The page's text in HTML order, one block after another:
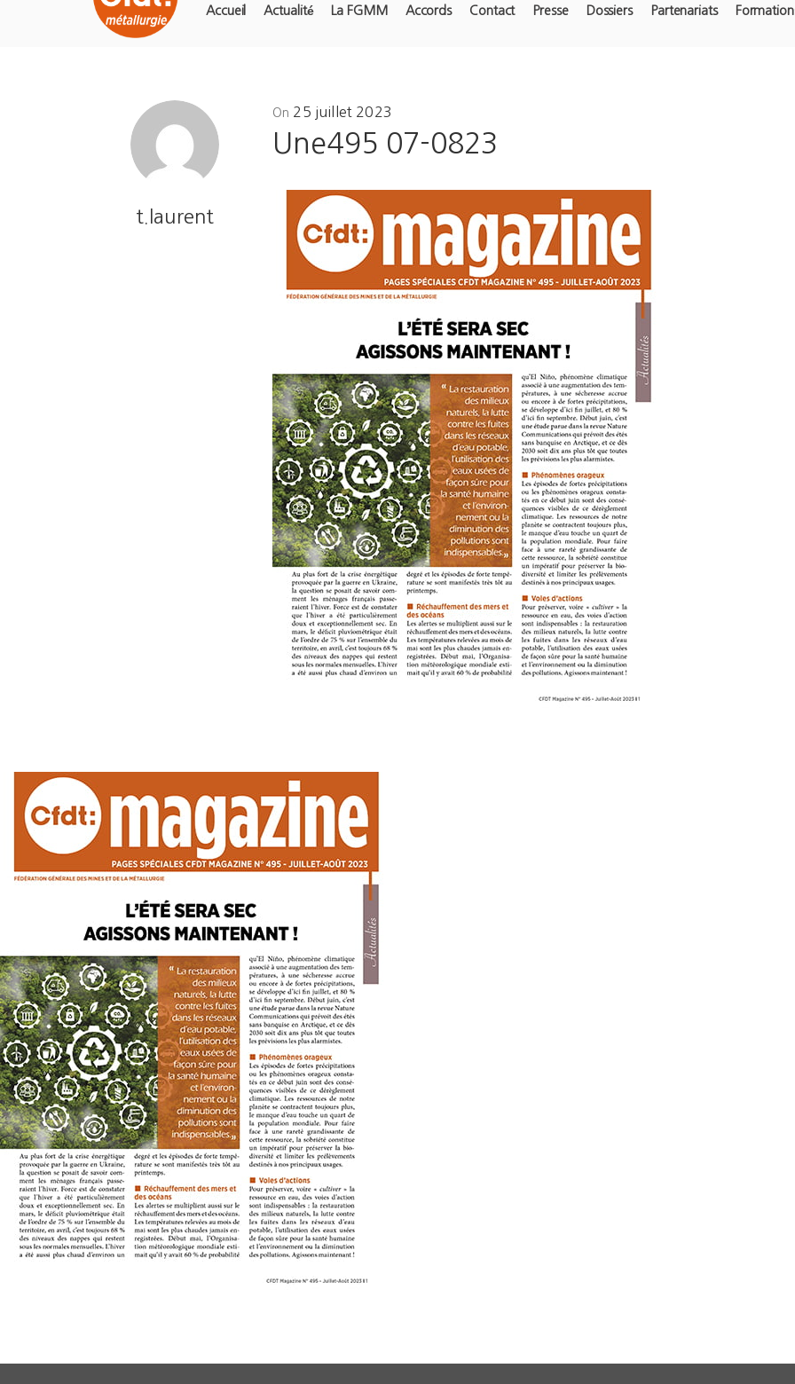
Accueil Actualité La FGMM Accords Contact Presse Dossiers Partenariats
t.laurent
On Posted
25 juillet 2023
Une495 07-0823